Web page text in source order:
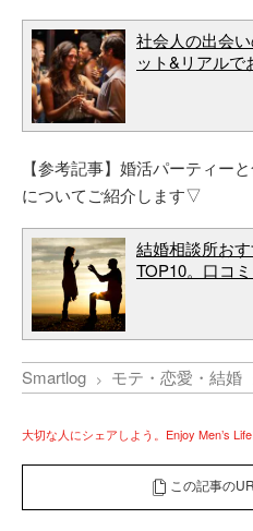
社会人の出会
ット&リアルで
【参考記事】婚活パーティー
についてご紹介します▽
結婚相談所お
TOP10。口コ
Smartlog モテ・恋愛・結婚
大切な人にシェアしよう。Enjoy Men’s Life!
この記事の